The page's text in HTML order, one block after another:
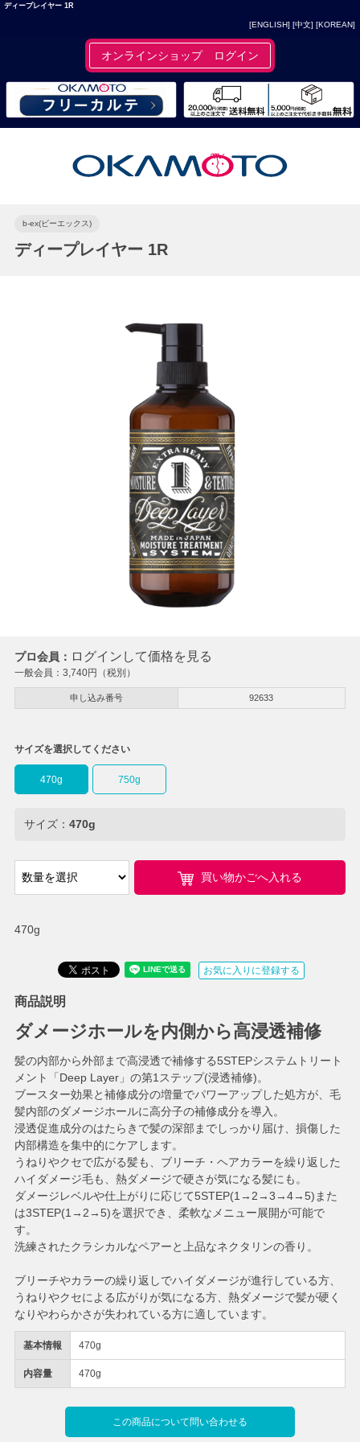
ディープレイヤー 1R
[ENGLISH] [中文] [KOREAN]
オンラインショップ ログイン
b-ex(ビーエックス)
ディープレイヤー 1R
プロ会員： ログインして価格を見る
一般会員： 3,740円（税別）
申し込み番号 92633
470g
基本情報 470g
内容量 470g
サイズを選択してください
470g 750g
サイズ： 470g
買い物かごへ入れる
お気に入りに登録する
この商品について問い合わせる
商品説明
ダメージホールを内側から高浸透補修
髪の内部から外部まで高浸透で補修する5STEPシステムトリート
メント「Deep Layer」の第1ステップ(浸透補修)。
ブースター効果と補修成分の増量でパワーアップした処方が、毛
髪内部のダメージホールに高分子の補修成分を導入。
浸透促進成分のはたらきで髪の深部までしっかり届け、損傷した
内部構造を集中的にケアします。
うねりやクセで広がる髪も、ブリーチ・ヘアカラーを繰り返した
ハイダメージ毛も、熱ダメージで硬さが気になる髪にも。
ダメージレベルや仕上がりに応じて5STEP(1→2→3→4→5)また
は3STEP(1→2→5)を選択でき、柔軟なメニュー展開が可能で
す。
洗練されたクラシカルなペアーと上品なネクタリンの香り。
ブリーチやカラーの繰り返しでハイダメージが進行している方、
うねりやクセによる広がりが気になる方、熱ダメージで髪が硬く
なりやわらかさが失われている方に適しています。